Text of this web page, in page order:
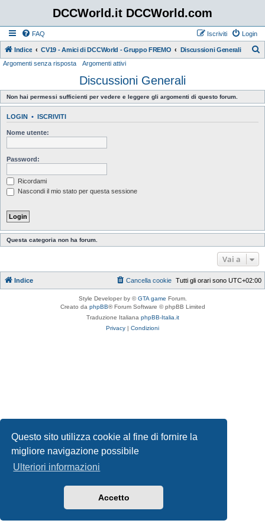
Questo sito utilizza cookie al fine di fornire la
migliore navigazione possibile
Ulteriori informazioni
Accetto
DCCWorld.it DCCWorld.com
FAQ Login
Iscriviti
Indice CV19 - Amici di DCCWorld - Gruppo FREMO Discussioni Generali
c
a
Argomenti senza risposta Argomenti attivi
Discussioni Generali
Non hai permessi sufficienti per vedere e leggere gli argomenti di questo forum.
LOGIN • ISCRIVITI
Nome utente:
Password:
Ricordami
Nascondi il mio stato per questa sessione
Questa categoria non ha forum.
Vai a
Indice Tutti gli orari sono UTC+02:00
Cancella cookie
Style Developer by ©GTA game Forum.
Creato da phpBB® Forum Software © phpBB Limited
Traduzione Italiana phpBB-Italia.it
Privacy | Condizioni